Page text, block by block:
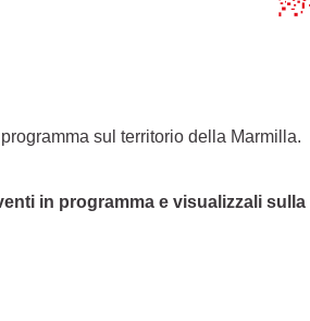
sul territorio della Marmilla.
in programma e visualizzali sulla